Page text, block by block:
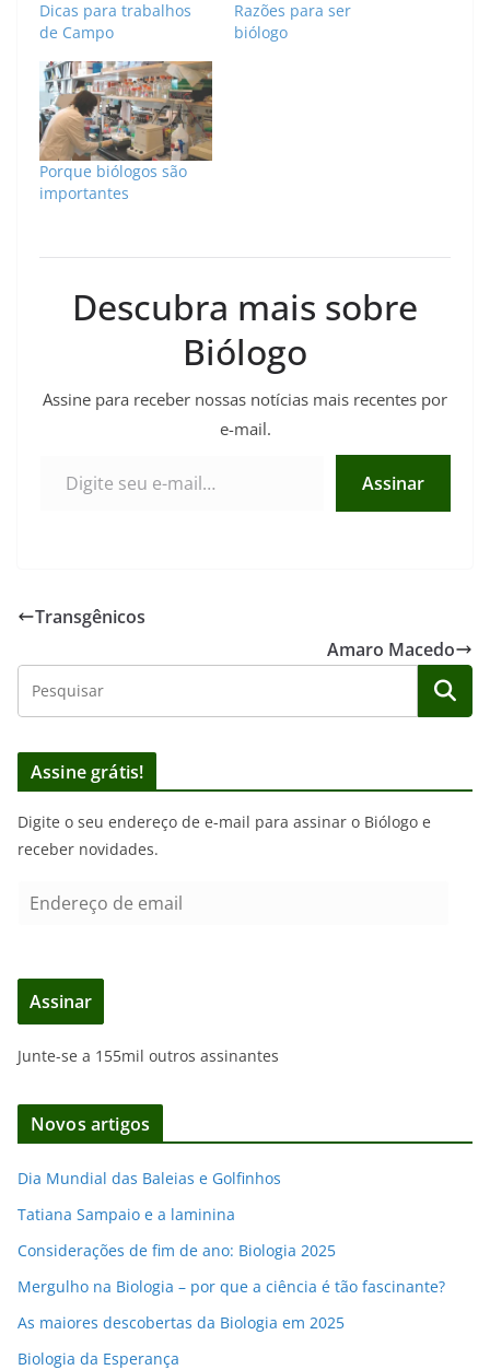
Dicas para trabalhos
de Campo
Razões para ser
biólogo
Porque biólogos são
importantes
Descubra mais sobre
Biólogo
Assine para receber nossas notícias mais recentes por
e-mail.
Assinar
Transgênicos
Amaro Macedo
Assine grátis!
Digite o seu endereço de e-mail para assinar o Biólogo e
receber novidades.
e
e
ç
d
a
i
Assinar
Junte-se a 155mil outros assinantes
Novos artigos
Dia Mundial das Baleias e Golfinhos
Tatiana Sampaio e a laminina
Considerações de fim de ano: Biologia 2025
Mergulho na Biologia – por que a ciência é tão fascinante?
As maiores descobertas da Biologia em 2025
Biologia da Esperança